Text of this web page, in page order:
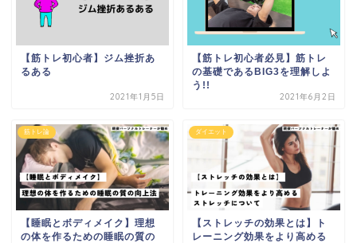
【筋トレ初心者】ジム挫折あ
るある
2021年1月5日
【筋トレ初心者必見】筋トレ
の基礎であるBIG3を理解しよ
う!!
2021年6月2日
筋トレ論
【睡眠とボディメイク】理想
の体を作るための睡眠の質の
ダイエット
【ストレッチの効果とは】ト
レーニング効果をより高める